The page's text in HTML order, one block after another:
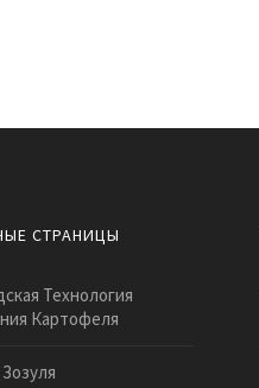
СТРАНИЦЫ
Технология
Картофеля